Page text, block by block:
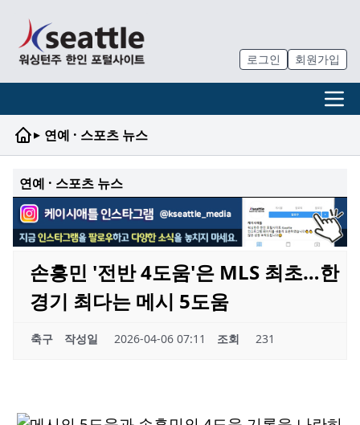
로그인 회원가입
▸ 연예 · 스포츠 뉴스
연예 · 스포츠 뉴스
손흥민 '전반 4도움'은 MLS 최초…한
경기 최다는 메시 5도움
축구 작성일 2026-04-06 07:11 조회 231